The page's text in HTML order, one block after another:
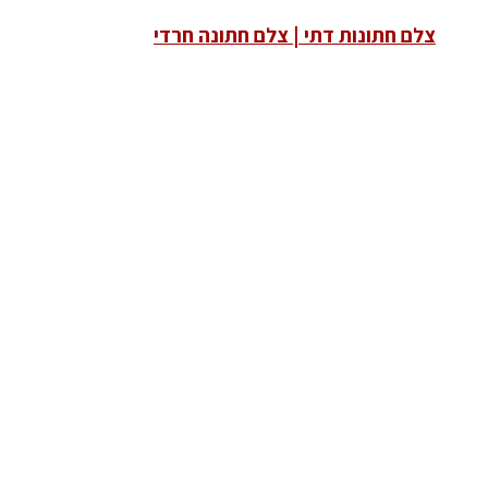
צלם חתונות דתי | צלם חתונה חרדי